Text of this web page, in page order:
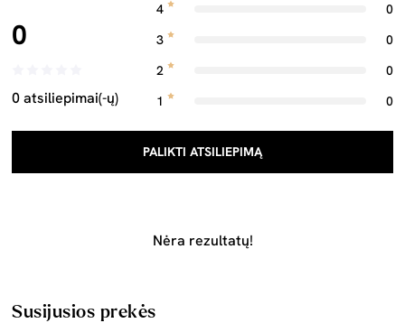
0
0 atsiliepimai(-ų)
4
0
3
0
2
0
1
0
PALIKTI ATSILIEPIMĄ
Nėra rezultatų!
Susijusios prekės